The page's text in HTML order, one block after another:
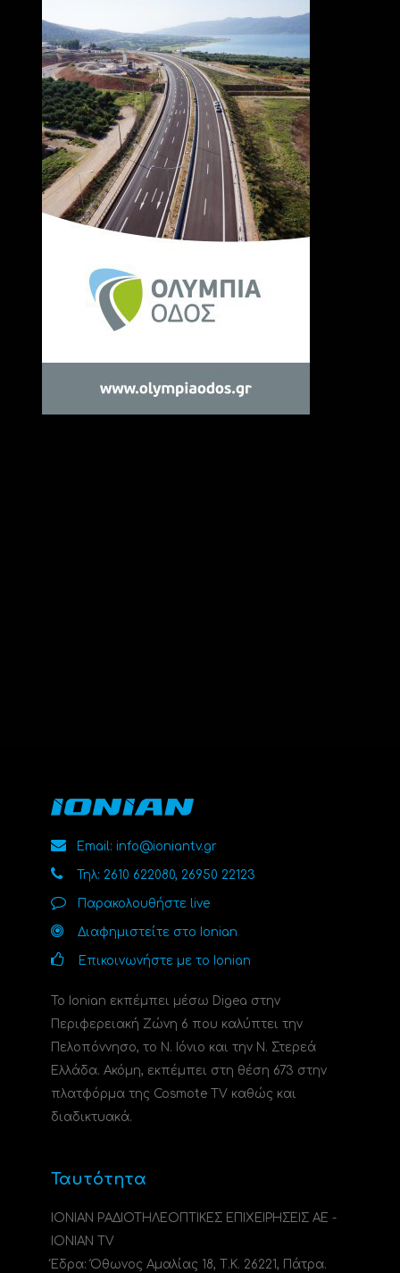
Email: info@ioniantv.gr
Τηλ: 2610 622080, 26950 22123
Παρακολουθήστε live
Διαφημιστείτε στο Ionian
Επικοινωνήστε με το Ionian
Το Ionian εκπέμπει μέσω Digea στην
Περιφερειακή Ζώνη 6 που καλύπτει την
Πελοπόννησο, το N. Ιόνιο και την Ν. Στερεά
Ελλάδα. Ακόμη, εκπέμπει στη θέση 673 στην
πλατφόρμα της Cosmote TV καθώς και
διαδικτυακά.
Ταυτότητα
ΙΟΝΙΑΝ ΡΑΔΙΟΤΗΛΕΟΠΤΙΚΕΣ ΕΠΙΧΕΙΡΗΣΕΙΣ ΑΕ -
IONIAN TV
Έδρα: Όθωνος Αμαλίας 18, Τ.Κ. 26221, Πάτρα.